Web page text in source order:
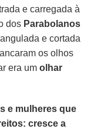
e carregada à
dos Parabolanos
e cortada
os olhos
era um olhar
e mulheres que
cresce a